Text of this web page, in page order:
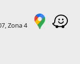
Zona 4